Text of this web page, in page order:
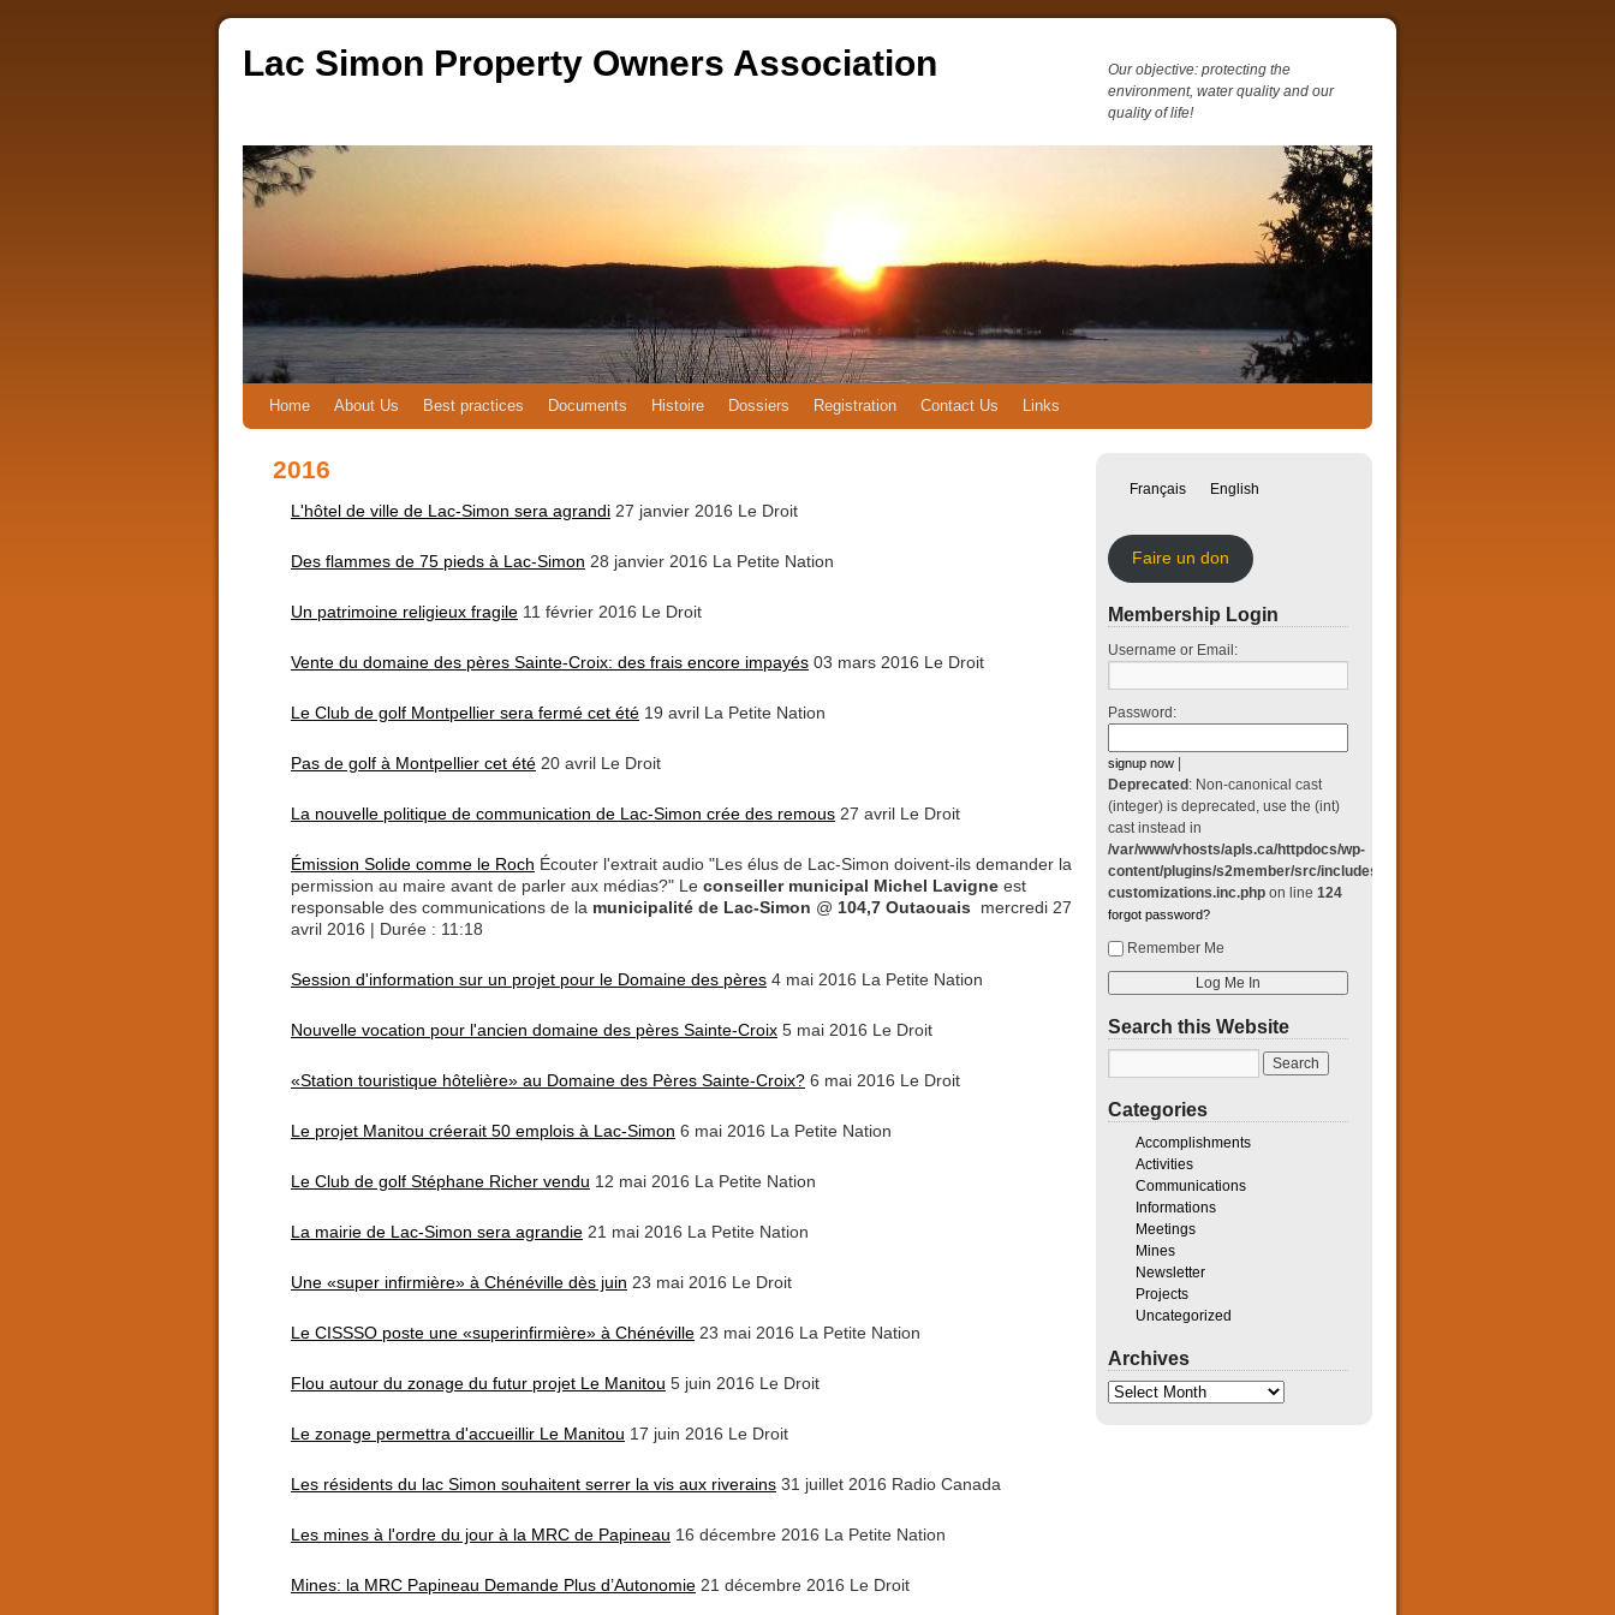
Lac Simon Property Owners Association
Our objective: protecting the
environment, water quality and our
quality of life!
Home About Us Best practices Documents Histoire Dossiers Registration Contact Us Links
2016
L'hôtel de ville de Lac-Simon sera agrandi 27 janvier 2016 Le Droit
Des flammes de 75 pieds à Lac-Simon 28 janvier 2016 La Petite Nation
Un patrimoine religieux fragile 11 février 2016 Le Droit
Vente du domaine des pères Sainte-Croix: des frais encore impayés 03 mars 2016 Le Droit
Le Club de golf Montpellier sera fermé cet été 19 avril La Petite Nation
Pas de golf à Montpellier cet été 20 avril Le Droit
La nouvelle politique de communication de Lac-Simon crée des remous 27 avril Le Droit
Émission Solide comme le Roch Écouter l'extrait audio "Les élus de Lac-Simon doivent-ils demander la
permission au maire avant de parler aux médias?" Le conseiller municipal Michel Lavigne est
responsable des communications de la municipalité de Lac-Simon @ 104,7 Outaouais mercredi 27
avril 2016 | Durée : 11:18
Session d'information sur un projet pour le Domaine des pères 4 mai 2016 La Petite Nation
Nouvelle vocation pour l'ancien domaine des pères Sainte-Croix 5 mai 2016 Le Droit
«Station touristique hôtelière» au Domaine des Pères Sainte-Croix? 6 mai 2016 Le Droit
Le projet Manitou créerait 50 emplois à Lac-Simon 6 mai 2016 La Petite Nation
Le Club de golf Stéphane Richer vendu 12 mai 2016 La Petite Nation
La mairie de Lac-Simon sera agrandie 21 mai 2016 La Petite Nation
Une «super infirmière» à Chénéville dès juin 23 mai 2016 Le Droit
Le CISSSO poste une «superinfirmière» à Chénéville 23 mai 2016 La Petite Nation
Flou autour du zonage du futur projet Le Manitou 5 juin 2016 Le Droit
Le zonage permettra d'accueillir Le Manitou 17 juin 2016 Le Droit
Les résidents du lac Simon souhaitent serrer la vis aux riverains 31 juillet 2016 Radio Canada
Les mines à l'ordre du jour à la MRC de Papineau 16 décembre 2016 La Petite Nation
Mines: la MRC Papineau Demande Plus d’Autonomie 21 décembre 2016 Le Droit
Français English
Faire un don
Membership Login
Username or Email:
Password:
signup now |
Deprecated: Non-canonical cast
(integer) is deprecated, use the (int)
cast instead in
/var/www/vhosts/apls.ca/httpdocs/wp-
content/plugins/s2member/src/includes/classes/login-
customizations.inc.php on line 124
forgot password?
Remember Me
Search this Website
Categories
Accomplishments
Activities
Communications
Informations
Meetings
Mines
Newsletter
Projects
Uncategorized
Archives